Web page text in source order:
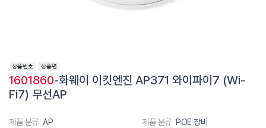
1601860-화웨이 이킷엔진 AP371 와이파이7 (Wi-
Fi7) 무선AP
제품 분류 AP 제품 분류 POE 장비